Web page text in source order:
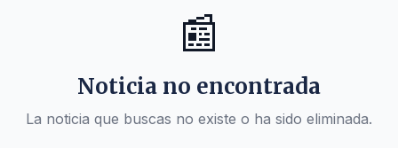
📰
Noticia no encontrada
La noticia que buscas no existe o ha sido eliminada.